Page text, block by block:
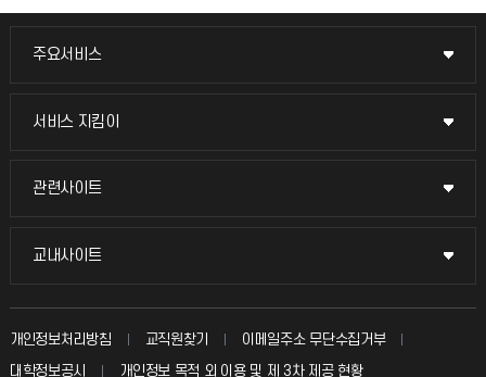
주요서비스
주요서비스
교무회의방송
입학안내
서비스 지킴이
서비스 지킴이
묻고 답하기
칭찬마당
관련사이트
관련사이트
국방헬프콜
교내사이트
교내사이트
교수회
교육혁신본부
개인정보처리방침 교직원찾기
이메일주소 무단수집거부
대학정보공시
개인정보 목적 외 이용 및 제 3차 제공 현황